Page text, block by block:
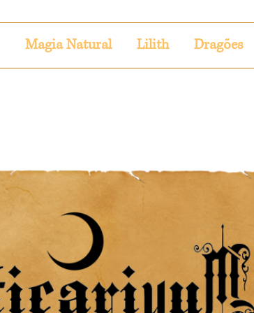
Magia Natural Lilith Dragões